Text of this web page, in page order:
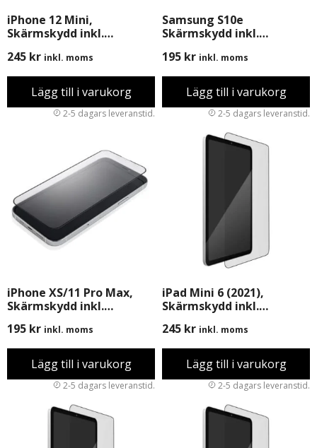
iPhone 12 Mini,
Skärmskydd inkl.
245 kr inkl. moms
Lägg till i varukorg
Samsung S10e
Skärmskydd inkl.
195 kr inkl. moms
Lägg till i varukorg
iPhone XS/11 Pro Max,
Skärmskydd inkl.
195 kr inkl. moms
Lägg till i varukorg
iPad Mini 6 (2021),
Skärmskydd inkl.
245 kr inkl. moms
Lägg till i varukorg